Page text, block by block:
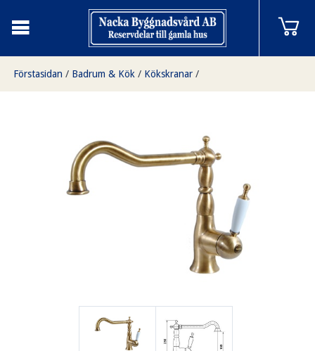
Förstasidan / Badrum & Kök / Kökskranar /